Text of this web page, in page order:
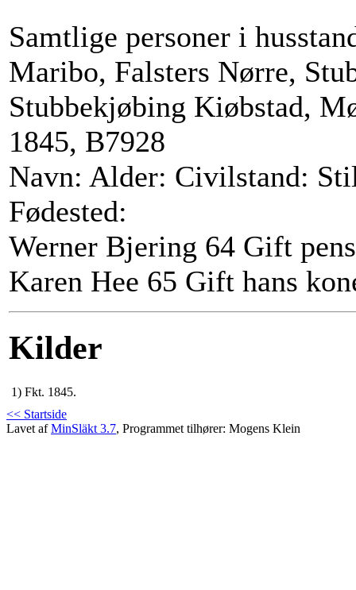
Samtlige personer i
Maribo, Falsters Nørre,
Stubbekjøbing Kiøbstad,
1845, B7928
Navn: Alder: Civilstand:
Fødested:
Werner Bjering 64 Gift
Karen Hee 65 Gift hans
Kilder
1) Fkt. 1845.
<< Startside
Lavet afMinSläkt 3.7, Programmet tilhører: Mogens Klein